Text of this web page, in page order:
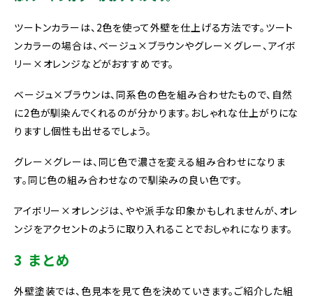
ツートンカラーは、2色を使って外壁を仕上げる方法です。ツート
ンカラーの場合は、ベージュ×ブラウンやグレー×グレー、アイボ
リー×オレンジなどがおすすめです。
ベージュ×ブラウンは、同系色の色を組み合わせたもので、自然
に2色が馴染んでくれるのが分かります。おしゃれな仕上がりにな
りますし個性も出せるでしょう。
グレー×グレーは、同じ色で濃さを変える組み合わせになりま
す。同じ色の組み合わせなので馴染みの良い色です。
アイボリー×オレンジは、やや派手な印象かもしれませんが、オレ
ンジをアクセントのように取り入れることでおしゃれになります。
3 まとめ
外壁塗装では、色見本を見て色を決めていきます。ご紹介した組